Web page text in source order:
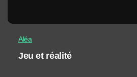
Aléa
Jeu et réalité